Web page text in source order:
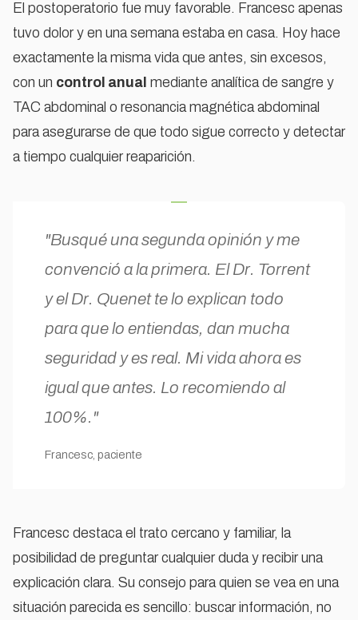
El postoperatorio fue muy favorable. Francesc apenas
tuvo dolor y en una semana estaba en casa. Hoy hace
exactamente la misma vida que antes, sin excesos,
con un control anual mediante analítica de sangre y
TAC abdominal o resonancia magnética abdominal
para asegurarse de que todo sigue correcto y detectar
a tiempo cualquier reaparición.
"Busqué una segunda opinión y me
convenció a la primera. El Dr. Torrent
y el Dr. Quenet te lo explican todo
para que lo entiendas, dan mucha
seguridad y es real. Mi vida ahora es
igual que antes. Lo recomiendo al
100%."
Francesc, paciente
Francesc destaca el trato cercano y familiar, la
posibilidad de preguntar cualquier duda y recibir una
explicación clara. Su consejo para quien se vea en una
situación parecida es sencillo: buscar información, no